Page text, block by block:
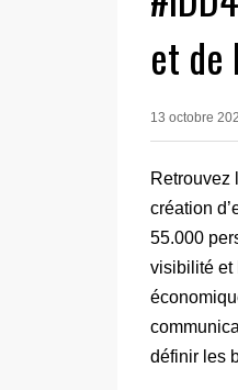
et de
13 octobre
Retrouvez
création
55.000
visibilité et
définir les